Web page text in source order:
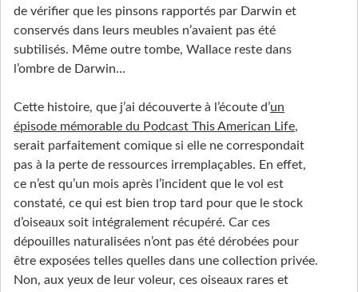
de vérifier que les pinsons rapportés par Darwin et
conservés dans leurs meubles n’avaient pas été
subtilisés. Même outre tombe, Wallace reste dans
l’ombre de Darwin…
Cette histoire, que j’ai découverte à l’écoute d’un
épisode mémorable du Podcast This American Life,
serait parfaitement comique si elle ne correspondait
pas à la perte de ressources irremplaçables. En effet,
ce n’est qu’un mois après l’incident que le vol est
constaté, ce qui est bien trop tard pour que le stock
d’oiseaux soit intégralement récupéré. Car ces
dépouilles naturalisées n’ont pas été dérobées pour
être exposées telles quelles dans une collection privée.
Non, aux yeux de leur voleur, ces oiseaux rares et